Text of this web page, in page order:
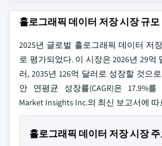
홀로그래픽 데이터 저장 시장 규모
2025년 글로벌 홀로그래픽 데이터 저
로 평가되었다. 이 시장은 2026년 29억
러, 2035년 126억 달러로 성장할 것으
안 연평균 성장률(CAGR)은 17.9%
Market Insights Inc.의 최신 보고서에 따
홀로그래픽 데이터 저장 시장